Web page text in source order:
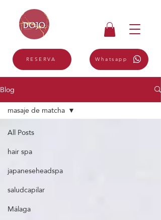
RESERVA Whatsapp
Blog
All Posts
hair spa
japaneseheadspa
saludcapilar
Málaga
masaje de matcha